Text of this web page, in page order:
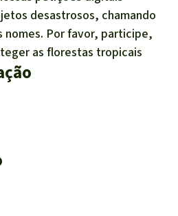
desastrosos, chamando
nomes. Por favor, participe,
as florestas tropicais